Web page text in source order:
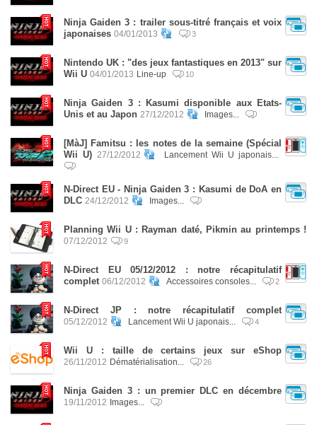
Ninja Gaiden 3 : trailer sous-titré français et voix
japonaises 04/01/2013 3
Nintendo UK : "des jeux fantastiques en 2013" sur
Wii U 04/01/2013 Line-up 10
Ninja Gaiden 3 : Kasumi disponible aux Etats-
Unis et au Japon 27/12/2012 Images...
[MàJ] Famitsu : les notes de la semaine (Spécial
Wii U)
27/12/2012 Lancement Wii U japonais...
N-Direct EU - Ninja Gaiden 3 : Kasumi de DoA en
DLC 24/12/2012 Images...
Planning Wii U : Rayman daté, Pikmin au printemps !
07/12/2012 9
N-Direct EU 05/12/2012 : notre récapitulatif
complet 06/12/2012 Accessoires consoles... 2
N-Direct JP : notre récapitulatif complet
05/12/2012 Lancement Wii U japonais... 4
Wii U : taille de certains jeux sur eShop
26/11/2012 Dématérialisation... 26
Ninja Gaiden 3 : un premier DLC en décembre
19/11/2012 Images...